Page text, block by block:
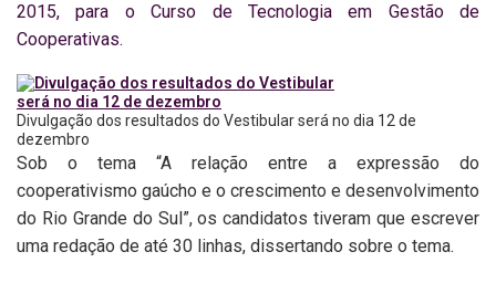
2015, para o Curso de Tecnologia em Gestão de
Cooperativas.
Divulgação dos resultados do Vestibular será no dia 12 de
dezembro
Sob o tema “A relação entre a expressão do
cooperativismo gaúcho e o crescimento e desenvolvimento
do Rio Grande do Sul”, os candidatos tiveram que escrever
uma redação de até 30 linhas, dissertando sobre o tema.